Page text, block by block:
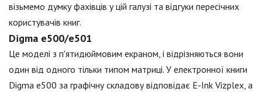
візьмемо думку фахівців у цій галузі та відгуки пересічних
користувачів книг.
Digma е500/е501
Це моделі з п'ятидюймовим екраном, і відрізняються вони
один від одного тільки типом матриці. У електронної книги
Digma е500 за графічну складову відповідає E-Ink Vizplex, а